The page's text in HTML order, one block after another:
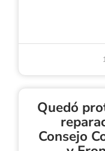
Quedó
Consejo